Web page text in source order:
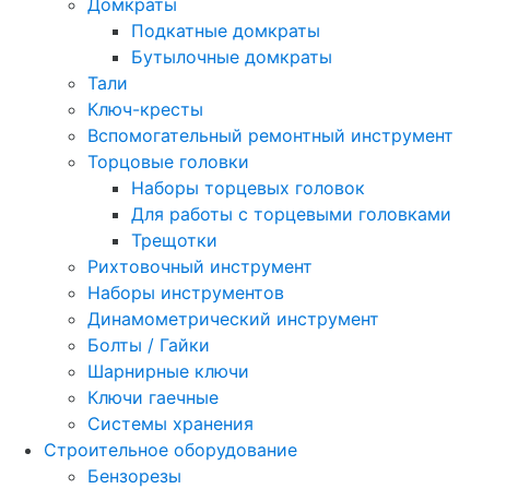
Домкраты
Подкатные домкраты
Бутылочные домкраты
Тали
Ключ-кресты
Вспомогательный ремонтный инструмент
Торцовые головки
Наборы торцевых головок
Для работы с торцевыми головками
Трещотки
Рихтовочный инструмент
Наборы инструментов
Динамометрический инструмент
Болты / Гайки
Шарнирные ключи
Ключи гаечные
Системы хранения
Строительное оборудование
Бензорезы